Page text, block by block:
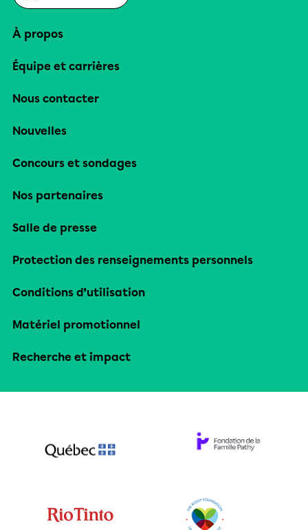
À propos
Équipe et carrières
Nous contacter
Nouvelles
Concours et sondages
Nos partenaires
Salle de presse
Protection des renseignements personnels
Conditions d’utilisation
Matériel promotionnel
Recherche et impact